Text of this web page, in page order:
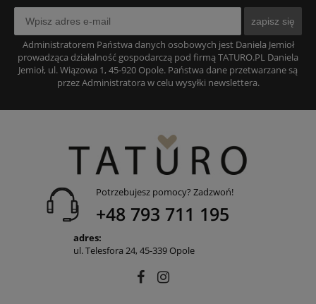
zapisz się
Administratorem Państwa danych osobowych jest Daniela Jemioł
prowadząca działalność gospodarczą pod firmą TATURO.PL Daniela
Jemioł, ul. Wiązowa 1, 45-920 Opole. Państwa dane przetwarzane są
przez Administratora w celu wysyłki newslettera.
Potrzebujesz pomocy? Zadzwoń!
+48 793 711 195
adres:
ul. Telesfora 24, 45-339 Opole